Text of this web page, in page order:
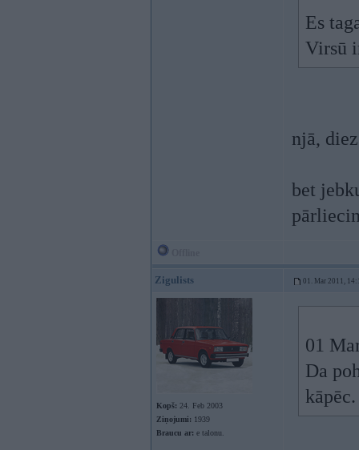
Es
Virsū
njā,
bet
Zigulists 01. Mar 2011,
Kopš: 24. Feb 2003
Ziņojumi: 1939
Braucu ar: e talonu.
01
Da